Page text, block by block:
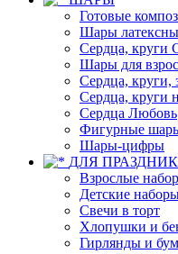
Готовые
Шары
Сердца, круги
Шары для
Сердца, круги,
Сердца, круги
Сердца Любовь
Фигурные
Шары-цифры
ДЛЯ
Взрослые
Детские
Свечи в торт
Хлопушки и
Гирлянды и